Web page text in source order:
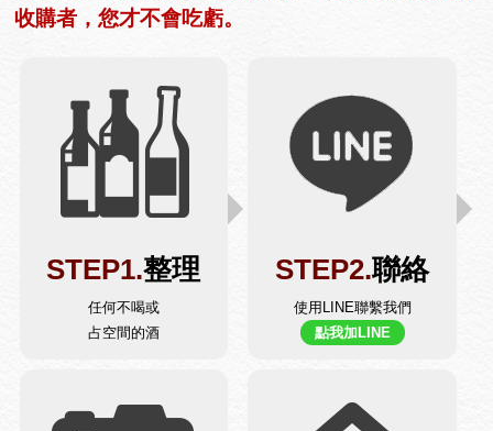
收購者，您才不會吃虧。
STEP1.整理
任何不喝或
占空間的酒
STEP2.聯絡
使用LINE聯繫我們
點我加LINE